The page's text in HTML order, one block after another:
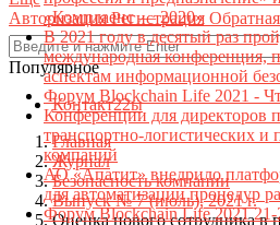
АвторизацияРегистрация
Популярное
«Комплаенс — 2020»
В 2021 году в десятый раз
международная конференция,
аспектам информационной
Форум Blockchain Life 2021 -
Конференции для директоров
транспортно-логистических и
компаний
АО «Апатит» внедрило
для автоматизации процедур
Форум Blockchain Life 2021 21-
Контакт22ы
Главная
Журнал
Безопасность компании
Выпуск № 7 (июль), 2021 г.
Оценка нового сотрудника в